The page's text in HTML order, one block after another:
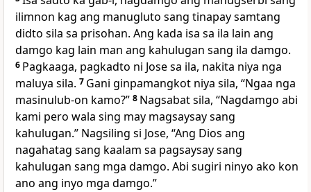
ilimnon kag ang manugluto sang tinapay samtang
didto sila sa prisohan. Ang kada isa sa ila lain ang
damgo kag lain man ang kahulugan sang ila damgo.
6 Pagkaaga, pagkadto ni Jose sa ila, nakita niya nga
maluya sila. 7 Gani ginpamangkot niya sila, “Ngaa nga
masinulub-on kamo?” 8 Nagsabat sila, “Nagdamgo abi
kami pero wala sing may magsaysay sang
kahulugan.” Nagsiling si Jose, “Ang Dios ang
nagahatag sang kaalam sa pagsaysay sang
kahulugan sang mga damgo. Abi sugiri ninyo ako kon
ano ang inyo mga damgo.”